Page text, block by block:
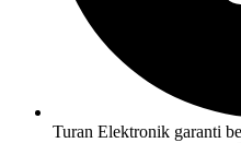
Turan Elektronik garanti